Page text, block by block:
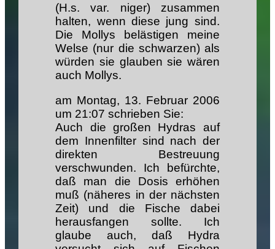
(H.s. var. niger) zusammen
halten, wenn diese jung sind.
Die Mollys belästigen meine
Welse (nur die schwarzen) als
würden sie glauben sie wären
auch Mollys.
am Montag, 13. Februar 2006
um 21:07 schrieben Sie:
Auch die großen Hydras auf
dem Innenfilter sind nach der
direkten Bestreuung
verschwunden. Ich befürchte,
daß man die Dosis erhöhen
muß (näheres in der nächsten
Zeit) und die Fische dabei
herausfangen sollte. Ich
glaube auch, daß Hydra